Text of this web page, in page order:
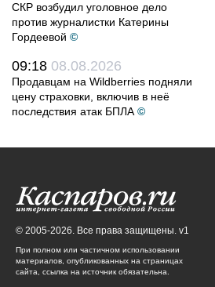
СКР возбудил уголовное дело
против журналистки Катерины
Гордеевой ©
09:18 08.08.2026
Продавцам на Wildberries подняли
цену страховки, включив в неё
последствия атак БПЛА ©
© 2005-2026. Все права защищены. v1
При полном или частичном использовании
материалов, опубликованных на страницах
сайта, ссылка на источник обязательна.